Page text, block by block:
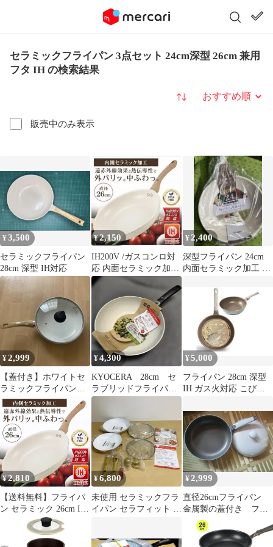
セラミックフライパン 3点セット 24cm深型 26cm 兼用
フタ IH の検索結果
販売中のみ表示
並び替え
¥3,500
セラミックフライパン
28cm 深型 IH対応
¥2,150
IH200V /ガスコンロ対
応 内面セラミック加工
フライパン 直径 26cm
¥ 2,400
深型フライパン 24cm
内面セラミック加工 IH
¥2,999
【蓋付き】ホワイトセ
ラミックフライパン
28cm
¥4,300
KYOCERA 28cm セ
ラブリッドフライパ
ン セラミック 深型
¥5,000
フライパン 28cm 深型
IH ガス火対応 こびり
くい
¥2,810
【送料無料】フライパ
ン セラミック 26cm IH
対応 焦げ付きにくい セ
ラミックフライパン 軽
い 遠赤外線 ih ガス火
¥6,800
未使用 セラミックフラ
イパン セラフィット 4
¥2,999
直径26cmフライパン
金属製の蓋付き フッ
素樹脂加工